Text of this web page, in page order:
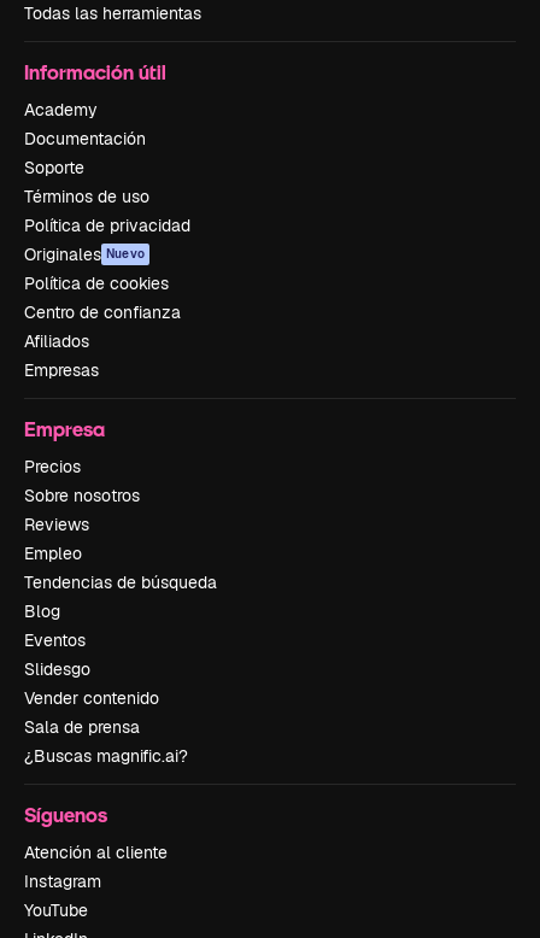
Todas las herramientas
Información útil
Academy
Documentación
Soporte
Términos de uso
Política de privacidad
Originales Nuevo
Política de cookies
Centro de confianza
Afiliados
Empresas
Empresa
Precios
Sobre nosotros
Reviews
Empleo
Tendencias de búsqueda
Blog
Eventos
Slidesgo
Vender contenido
Sala de prensa
¿Buscas magnific.ai?
Síguenos
Atención al cliente
Instagram
YouTube